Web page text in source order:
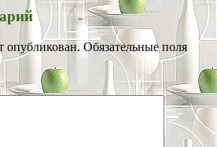
опубликован. Обязательные поля